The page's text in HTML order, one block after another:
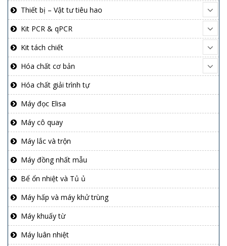
Thiết bị – Vật tư tiêu hao
Kit PCR & qPCR
Kit tách chiết
Hóa chất cơ bản
Hóa chất giải trình tự
Máy đọc Elisa
Máy cô quay
Máy lắc và trộn
Máy đồng nhất mẫu
Bể ổn nhiệt và Tủ ủ
Máy hấp và máy khử trùng
Máy khuấy từ
Máy luân nhiệt